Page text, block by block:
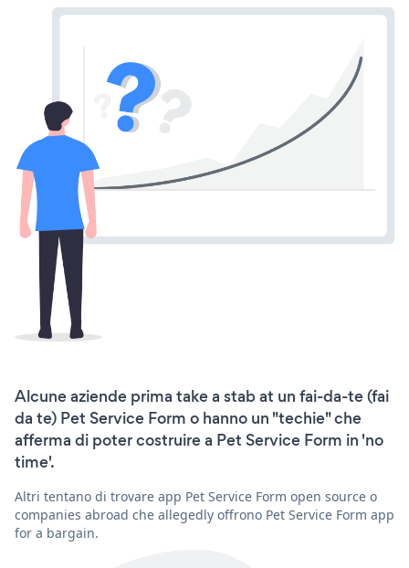
Alcune aziende prima take a stab at un fai-da-te (fai
da te) Pet Service Form o hanno un "techie" che
afferma di poter costruire a Pet Service Form in 'no
time'.
Altri tentano di trovare app Pet Service Form open source o
companies abroad che allegedly offrono Pet Service Form app
for a bargain.